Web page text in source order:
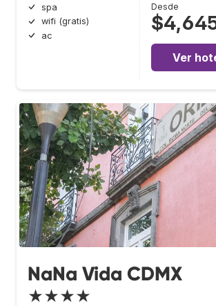
spa
wifi (gratis)
ac
Desde
Ver
NaNa Vida CDMX
★★★★